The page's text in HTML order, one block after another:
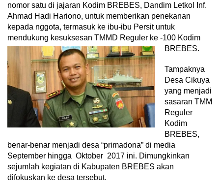
nomor satu di jajaran Kodim BREBES, Dandim Letkol Inf.
Ahmad Hadi Hariono, untuk memberikan penekanan
kepada nggota, termasuk ke ibu-ibu Persit untuk
mendukung kesuksesan TMMD Reguler ke -100 Kodim
BREBES.
Tampaknya
Desa Cikuya
yang menjadi
sasaran TMM
Reguler
Kodim
BREBES,
benar-benar menjadi desa “primadona” di media
September hingga Oktober 2017 ini. Dimungkinkan
sejumlah kegiatan di Kabupaten BREBES akan
difokuskan ke desa tersebut.